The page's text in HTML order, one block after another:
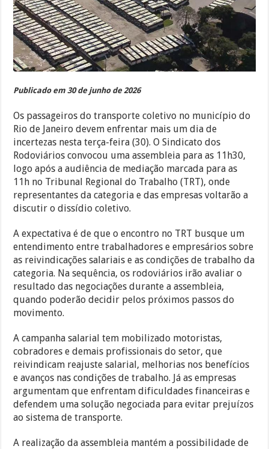
Publicado em 30 de junho de 2026
Os passageiros do transporte coletivo no município do
Rio de Janeiro devem enfrentar mais um dia de
incertezas nesta terça-feira (30). O Sindicato dos
Rodoviários convocou uma assembleia para as 11h30,
logo após a audiência de mediação marcada para as
11h no Tribunal Regional do Trabalho (TRT), onde
representantes da categoria e das empresas voltarão a
discutir o dissídio coletivo.
A expectativa é de que o encontro no TRT busque um
entendimento entre trabalhadores e empresários sobre
as reivindicações salariais e as condições de trabalho da
categoria. Na sequência, os rodoviários irão avaliar o
resultado das negociações durante a assembleia,
quando poderão decidir pelos próximos passos do
movimento.
A campanha salarial tem mobilizado motoristas,
cobradores e demais profissionais do setor, que
reivindicam reajuste salarial, melhorias nos benefícios
e avanços nas condições de trabalho. Já as empresas
argumentam que enfrentam dificuldades financeiras e
defendem uma solução negociada para evitar prejuízos
ao sistema de transporte.
A realização da assembleia mantém a possibilidade de